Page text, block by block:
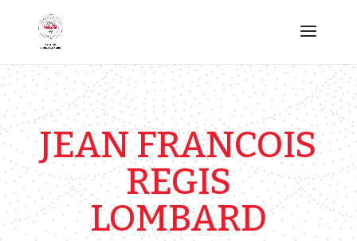
JEAN FRANCOIS
REGIS
LOMBARD